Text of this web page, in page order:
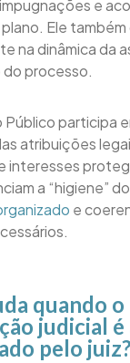
e
Ele
na dinâmica da
processo.
Público participa
atribuições
interesses
a “higiene”
e
quando
judicial
pelo juiz?